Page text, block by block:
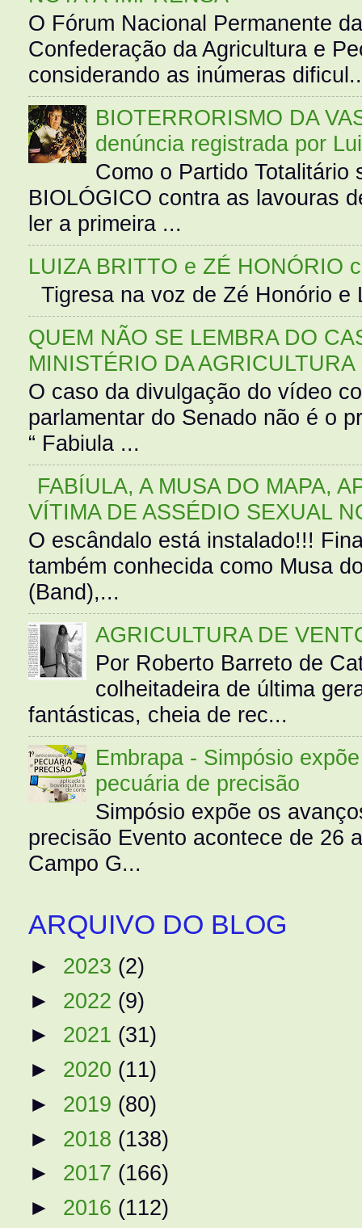
O Fórum Nacional Permanente
Confederação da Agricultura e
considerando as inúmeras
BIOTERRORISMO DA
denúncia registrada por
Como o Partido Totalitário
BIOLÓGICO contra as lavouras
ler a primeira ...
LUIZA BRITTO e ZÉ HONÓRIO
Tigresa na voz de Zé Honório
QUEM NÃO SE LEMBRA DO
MINISTÉRIO DA AGRICULTURA
O caso da divulgação do vídeo
parlamentar do Senado não é o
“ Fabiula ...
FABÍULA, A MUSA DO MAPA,
VÍTIMA DE ASSÉDIO SEXUAL
O escândalo está instalado!!!
também conhecida como Musa
(Band),...
AGRICULTURA DE
Por Roberto Barreto de
colheitadeira de última
fantásticas, cheia de rec...
Embrapa - Simpósio
pecuária de precisão
Simpósio expõe os
precisão Evento acontece de 26
Campo G...
ARQUIVO DO BLOG
► 2023 (2)
► 2022 (9)
► 2021 (31)
► 2020 (11)
► 2019 (80)
► 2018 (138)
► 2017 (166)
► 2016 (112)